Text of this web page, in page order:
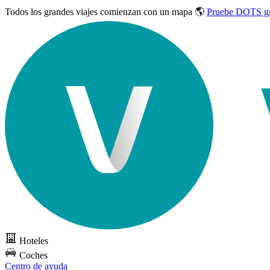
Todos los grandes viajes comienzan con un mapa 🌎 Pruebe DOTS
Hoteles
Coches
Centro de ayuda